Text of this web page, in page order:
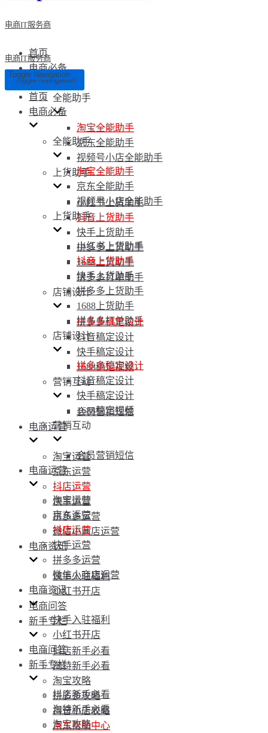
电商IT服务商
首页
电商必备
全能助手
淘宝全能助手
京东全能助手
视频号小店全能助手
上货助手
小红书上货助手
抖音上货助手
快手上货助手
拼多多上货助手
1688上货助手
拼多多打单助手
店铺设计
拼多多稿定设计
抖音稿定设计
快手稿定设计
1688稿定视频
营销互动
会员营销短信
电商运营
淘宝运营
京东运营
抖店运营
快手运营
拼多多运营
微信小商店运营
电商资讯
快手入驻福利
小红书开店
电商问答
新手专栏
抖店新手必看
淘特新手必看
淘宝攻略
拼多多攻略
抖音小店攻略
京东帮助中心
电商IT服务商
Toggle Navigation
Toggle Navigation
首页
电商必备
全能助手
淘宝全能助手
京东全能助手
视频号小店全能助手
上货助手
小红书上货助手
抖音上货助手
快手上货助手
拼多多上货助手
1688上货助手
拼多多打单助手
店铺设计
拼多多稿定设计
抖音稿定设计
快手稿定设计
1688稿定视频
营销互动
会员营销短信
电商运营
淘宝运营
京东运营
抖店运营
快手运营
拼多多运营
微信小商店运营
电商资讯
快手入驻福利
小红书开店
电商问答
新手专栏
抖店新手必看
淘特新手必看
淘宝攻略